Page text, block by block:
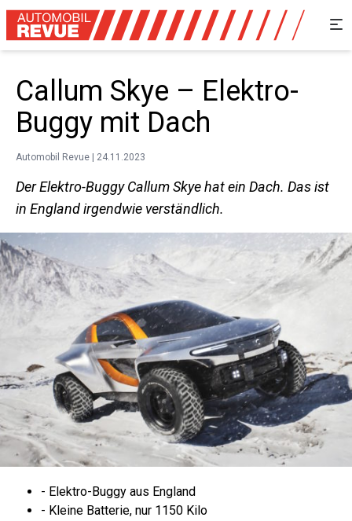
Callum Skye – Elektro-
Buggy mit Dach
Automobil Revue | 24.11.2023
Der Elektro-Buggy Callum Skye hat ein Dach. Das ist
in England irgendwie verständlich.
- Elektro-Buggy aus England
- Kleine Batterie, nur 1150 Kilo